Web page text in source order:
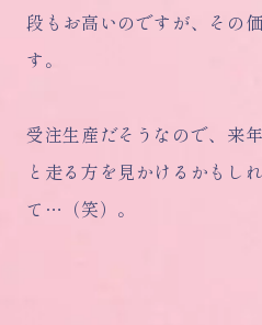
段もお高いのですが、その
す。
受注生産だそうなので、来
と走る方を見かけるかもし
て…（笑）。